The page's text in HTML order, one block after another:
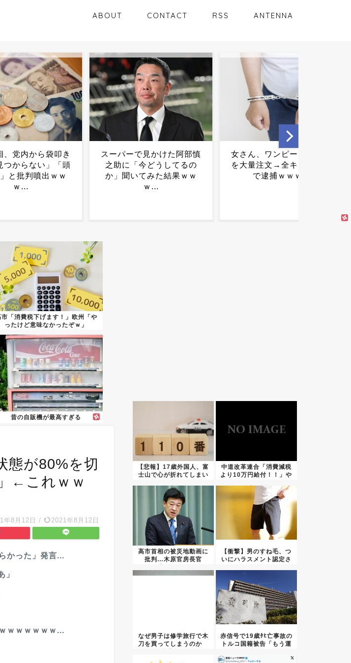
ABOUT CONTACT RSS ANTENNA
で見かけた阿部慎
今どうしてるの
てみた結果ｗｗ
ｗ...
女さん、ワンピースグッズ
を大量注文→全キャンセル
で逮捕ｗｗｗ...
【悲報】パルワールドさ
ん、同接92万人ｗｗｗｗｗ
ｗｗｗｗｗｗｗｗｗｗｗｗ
市「消費税下げます！」欧州「や
ったけど意味なかったぞｗ」
昔の自販機が最高すぎる
態が80%を切
←これｗｗ
年8月12日 / 2021年8月12日
かった」発言...
」
ｗｗｗｗｗｗ...
【悲報】17歳外国人、富
士山で心が折れてしまい
中道改革連合「消費減税
より10万円給付！！」や
高市首相の被災地動画に
批判…木原官房長官
【衝撃】男のすね毛、つ
いにハラスメント認定さ
なぜ男子は修学旅行で木
刀を買ってしまうのか
赤信号で19歳ﾀﾋ亡事故の
トルコ国籍被告「もう運